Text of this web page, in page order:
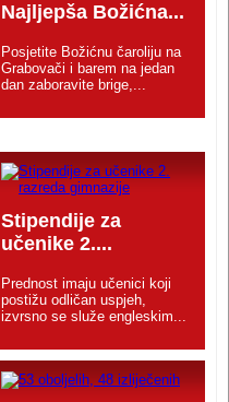
Najljepša Božićna...
Posjetite Božićnu čaroliju na
Grabovači i barem na jedan
dan zaboravite brige,...
Stipendije za
učenike 2....
Prednost imaju učenici koji
postižu odličan uspjeh,
izvrsno se služe engleskim...